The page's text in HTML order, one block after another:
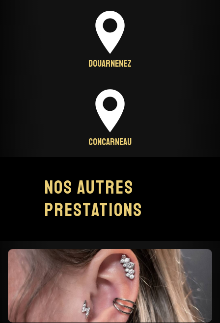
Douarnenez
Concarneau
Nos autres
prestations